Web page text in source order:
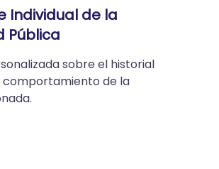
Individual de la
Pública
sobre el historial
comportamiento de la